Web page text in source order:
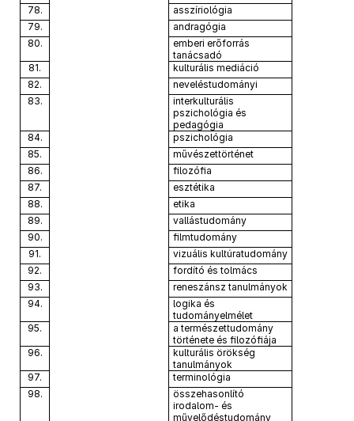
78.
asszíriológia
79.
andragógia
80.
emberi erőforrás
tanácsadó
81.
kulturális mediáció
82.
neveléstudományi
83.
interkulturális
pszichológia és
pedagógia
84.
pszichológia
85.
művészettörténet
86.
filozófia
87.
esztétika
88.
etika
89.
vallástudomány
90.
filmtudomány
91.
vizuális kultúratudomány
92.
fordító és tolmács
93.
reneszánsz tanulmányok
94.
logika és
tudományelmélet
95.
a természettudomány
története és filozófiája
96.
kulturális örökség
tanulmányok
97.
terminológia
98.
összehasonlító
irodalom- és
művelődéstudomány